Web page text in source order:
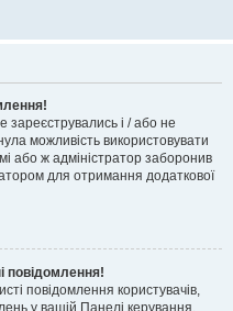
і / або не
можливість використовувати
або ж адміністратор заборонив
для отримання додаткової
повідомлення!
повідомлення користувачів,
у вашій Панелі керування.